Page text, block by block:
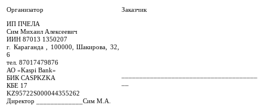
Организатор
Заказчик
ИП ПЧЕЛА
Сим Михаил Алексеевич
ИИН 87013 1350207
г. Караганда ,
100000, Шакирова, 32,
6
тел. 87017479876
АО «Kaspi Bank»
БИК CASPKZKA
КБЕ 17
KZ95722S000044355262
Директор _____________Сим М.А.